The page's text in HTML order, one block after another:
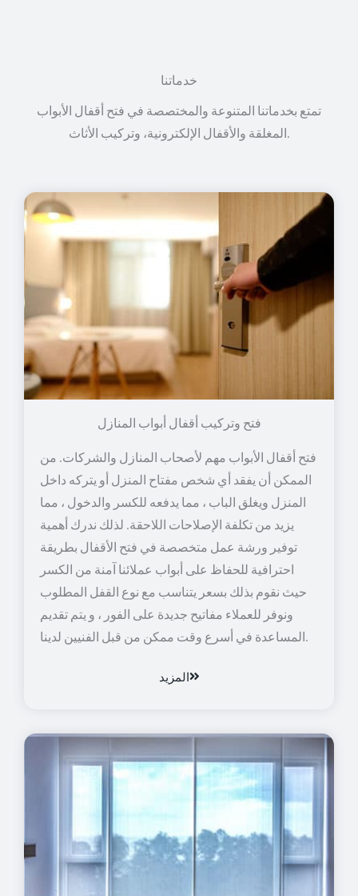
خدماتنا
تمتع بخدماتنا المتنوعة والمختصصة في فتح أقفال الأبواب
فتح وتركيب أقفال أبواب المنازل
فتح أقفال الأبواب مهم لأصحاب المنازل والشركات. من
الممكن أن يفقد أي شخص مفتاح المنزل أو يتركه داخل
المنزل ويغلق الباب ، مما يدفعه للكسر والدخول ، مما
يزيد من تكلفة الإصلاحات اللاحقة. لذلك ندرك أهمية
توفير ورشة عمل متخصصة في فتح الأقفال بطريقة
احترافية للحفاظ على أبواب عملائنا آمنة من الكسر
حيث نقوم بذلك بسعر يتناسب مع نوع القفل المطلوب
ونوفر للعملاء مفاتيح جديدة على الفور ، و يتم تقديم
المساعدة في أسرع وقت ممكن من قبل الفنيين لدينا.
المزيد